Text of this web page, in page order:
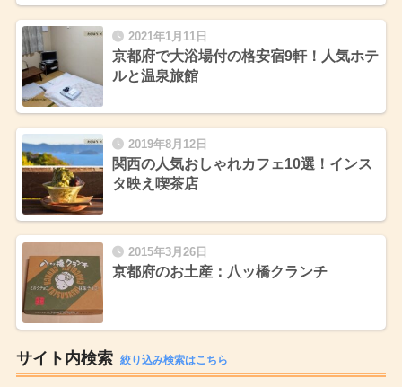
2021年1月11日
京都府で大浴場付の格安宿9軒！人気ホテ
ルと温泉旅館
2019年8月12日
関西の人気おしゃれカフェ10選！インス
タ映え喫茶店
2015年3月26日
京都府のお土産：八ッ橋クランチ
サイト内検索 絞り込み検索はこちら